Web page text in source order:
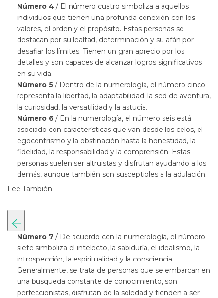
Número 4 / El número cuatro simboliza a aquellos
individuos que tienen una profunda conexión con los
valores, el orden y el propósito. Estas personas se
destacan por su lealtad, determinación y su afán por
desafiar los límites. Tienen un gran aprecio por los
detalles y son capaces de alcanzar logros significativos
en su vida.
Número 5 / Dentro de la numerología, el número cinco
representa la libertad, la adaptabilidad, la sed de aventura,
la curiosidad, la versatilidad y la astucia.
Número 6 / En la numerología, el número seis está
asociado con características que van desde los celos, el
egocentrismo y la obstinación hasta la honestidad, la
fidelidad, la responsabilidad y la comprensión. Estas
personas suelen ser altruistas y disfrutan ayudando a los
demás, aunque también son susceptibles a la adulación.
Lee También
Número 7 / De acuerdo con la numerología, el número
siete simboliza el intelecto, la sabiduría, el idealismo, la
introspección, la espiritualidad y la consciencia.
Generalmente, se trata de personas que se embarcan en
una búsqueda constante de conocimiento, son
perfeccionistas, disfrutan de la soledad y tienden a ser